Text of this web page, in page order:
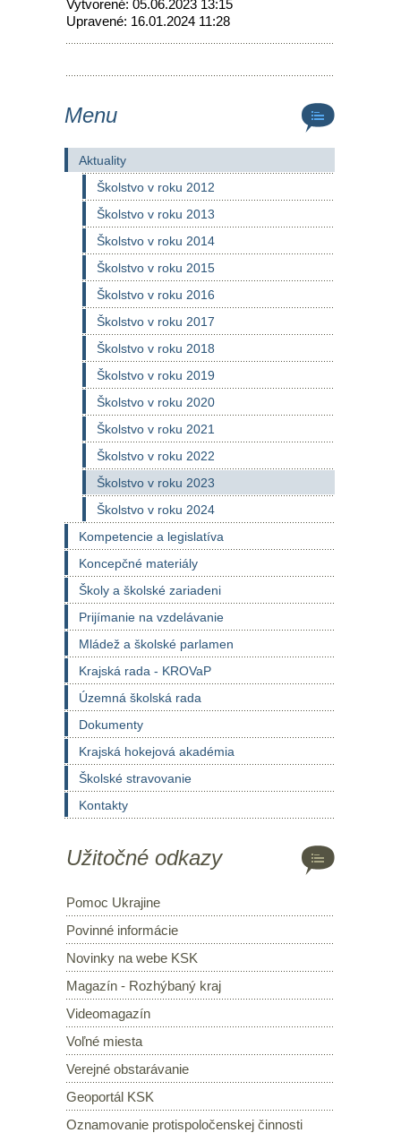
Vytvorené: 05.06.2023 13:15
Upravené: 16.01.2024 11:28
Menu
Aktuality
Školstvo v roku 2012
Školstvo v roku 2013
Školstvo v roku 2014
Školstvo v roku 2015
Školstvo v roku 2016
Školstvo v roku 2017
Školstvo v roku 2018
Školstvo v roku 2019
Školstvo v roku 2020
Školstvo v roku 2021
Školstvo v roku 2022
Školstvo v roku 2023
Školstvo v roku 2024
Kompetencie a legislatíva
Koncepčné materiály
Školy a školské zariadeni
Prijímanie na vzdelávanie
Mládež a školské parlamen
Krajská rada - KROVaP
Územná školská rada
Dokumenty
Krajská hokejová akadémia
Školské stravovanie
Kontakty
Užitočné odkazy
Pomoc Ukrajine
Povinné informácie
Novinky na webe KSK
Magazín - Rozhýbaný kraj
Videomagazín
Voľné miesta
Verejné obstarávanie
Geoportál KSK
Oznamovanie protispoločenskej činnosti